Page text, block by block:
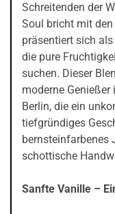
Schreitenden der
Soul bricht mit
präsentiert sich
die pure
suchen. Dieser
moderne
Berlin, die ein
tiefgründiges
bernsteinfarbenes
schottische
Sanfte Vanille –